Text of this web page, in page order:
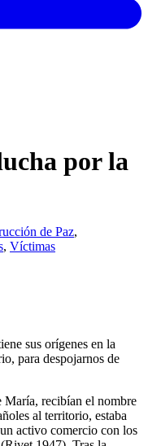
por la
de Paz,
, Víctimas
sus orígenes en la
para despojarnos de
María, recibían el nombre
al territorio, estaba
activo comercio con los